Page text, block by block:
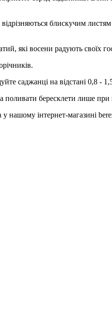
блискучим
які восени радують своїх
саджанці на відстані 0,8 -
бересклети лише при
нашому інтернет-магазині